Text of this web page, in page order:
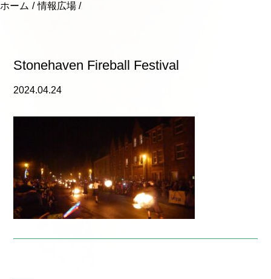
ホーム 情報広場
Stonehaven Fireball Festival
2024.04.24